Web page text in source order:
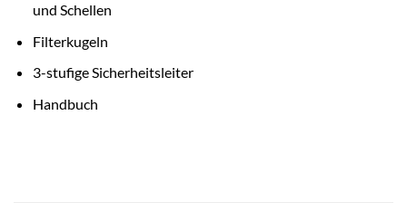
und Schellen
Filterkugeln
3-stufige Sicherheitsleiter
Handbuch